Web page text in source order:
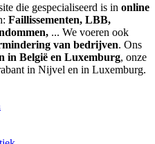
die gespecialiseerd is in online
Faillissementen, LBB,
... We voeren ook
van bedrijven. Ons
in België en Luxemburg, onze
in Nijvel en in Luxemburg.